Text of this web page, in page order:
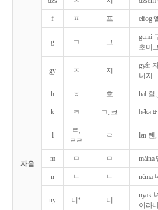
자음
f ㅍ 프 elfog
g ㄱ 그
gumi
초머그
gy ㅈ 지
gyár
너지
h ㅎ 흐 hal 헐
k ㅋ ㄱ, 크 béka
l
ㄹ,
ㄹㄹ
ㄹ len 렌,
m ㅁ ㅁ málna
n ㄴ ㄴ néma
ny 니* 니
nyak
이라니